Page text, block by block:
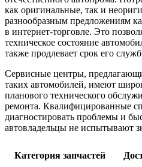
как оригинальные, так и
разнообразным предложениям
в интернет-торговле. Это
техническое состояние
также продлевает срок его
Сервисные центры,
таких автомобилей, имеют
планового технического
ремонта. Квалифицированные
диагностировать проблемы и
автовладельцы не испытывают
Категория запчастей